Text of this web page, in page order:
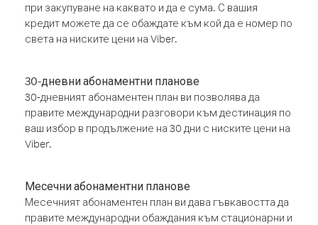
при закупуване на каквато и да е сума. С вашия
кредит можете да се обаждате към кой да е номер по
света на ниските цени на Viber.
30-дневни абонаментни планове
30-дневният абонаментен план ви позволява да
правите международни разговори към дестинация по
ваш избор в продължение на 30 дни с ниските цени на
Viber.
Месечни абонаментни планове
Месечният абонаментен план ви дава гъвкавостта да
правите международни обаждания към стационарни и